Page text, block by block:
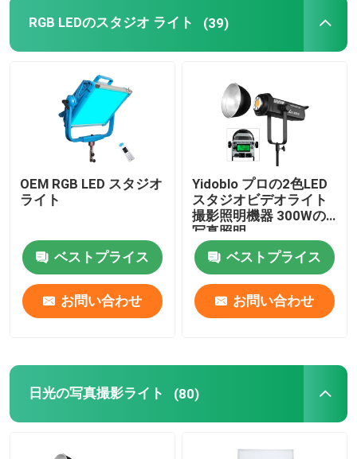
RGB LEDのスタジオ ライト (39)
OEM RGB LED スタジオ
ライト
ベストプライス
お問い合わせ
Yidoblo プロの2色LED
スタジオビデオライト
撮影照明機器 300Wの
写真照明
ベストプライス
お問い合わせ
日光の写真撮影ライト (80)